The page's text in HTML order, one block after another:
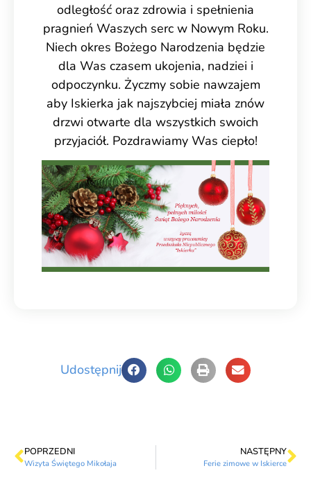
odległość oraz zdrowia i spełnienia
pragnień Waszych serc w Nowym Roku.
Niech okres Bożego Narodzenia będzie
dla Was czasem ukojenia, nadziei i
odpoczynku. Życzmy sobie nawzajem
aby Iskierka jak najszybciej miała znów
drzwi otwarte dla wszystkich swoich
przyjaciół. Pozdrawiamy Was ciepło!
Udostępnij
POPRZEDNI
Wizyta Świętego Mikołaja
NASTĘPNY
Ferie zimowe w Iskierce